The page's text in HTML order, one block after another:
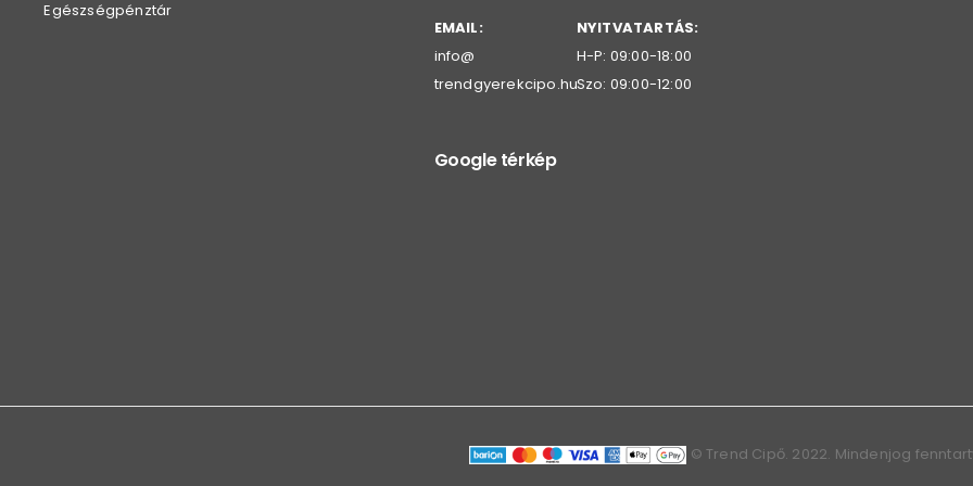
Egészségpénztár
EMAIL:
info@
trendgyerekcipo.hu
NYITVATARTÁS:
H-P: 09:00-18:00
Szo: 09:00-12:00
Google térkép
© Trend Cipő. 2022. Mindenjog